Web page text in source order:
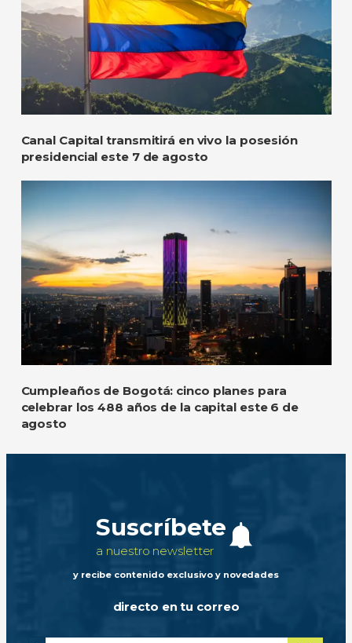
Canal Capital transmitirá en vivo la posesión
presidencial este 7 de agosto
Cumpleaños de Bogotá: cinco planes para
celebrar los 488 años de la capital este 6 de
agosto
Suscríbete
a nuestro newsletter
y recibe contenido exclusivo y novedades
directo en tu correo